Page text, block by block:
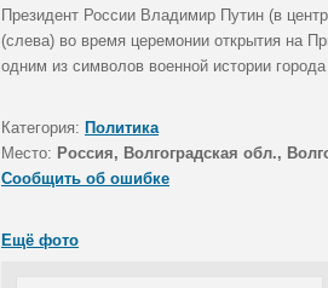
Президент России Владимир Путин (в
(слева) во время церемонии открытия на
одним из символов военной истории
Категория: Политика
Место: Россия, Волгоградская обл.,
Сообщить об ошибке
Ещё фото